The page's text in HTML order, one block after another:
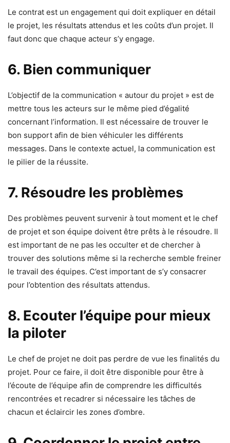
Le contrat est un engagement qui doit expliquer en détail
le projet, les résultats attendus et les coûts d’un projet. Il
faut donc que chaque acteur s’y engage.
6. Bien communiquer
L’objectif de la communication « autour du projet » est de
mettre tous les acteurs sur le même pied d’égalité
concernant l’information. Il est nécessaire de trouver le
bon support afin de bien véhiculer les différents
messages. Dans le contexte actuel, la communication est
le pilier de la réussite.
7. Résoudre les problèmes
Des problèmes peuvent survenir à tout moment et le chef
de projet et son équipe doivent être prêts à le résoudre. Il
est important de ne pas les occulter et de chercher à
trouver des solutions même si la recherche semble freiner
le travail des équipes. C’est important de s’y consacrer
pour l’obtention des résultats attendus.
8. Ecouter l’équipe pour mieux
la piloter
Le chef de projet ne doit pas perdre de vue les finalités du
projet. Pour ce faire, il doit être disponible pour être à
l’écoute de l’équipe afin de comprendre les difficultés
rencontrées et recadrer si nécessaire les tâches de
chacun et éclaircir les zones d’ombre.